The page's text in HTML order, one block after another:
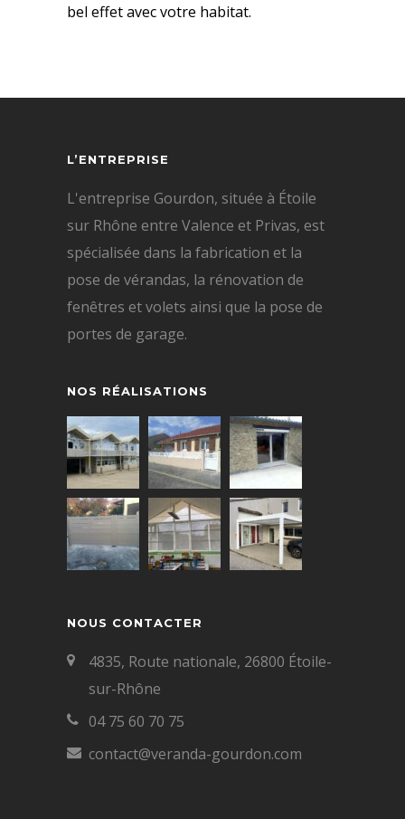
bel effet avec votre habitat.
L’ENTREPRISE
L'entreprise Gourdon, située à Étoile
sur Rhône entre Valence et Privas, est
spécialisée dans la fabrication et la
pose de vérandas, la rénovation de
fenêtres et volets ainsi que la pose de
portes de garage.
NOS RÉALISATIONS
NOUS CONTACTER
4835, Route nationale, 26800 Étoile-
sur-Rhône
04 75 60 70 75
contact@veranda-gourdon.com